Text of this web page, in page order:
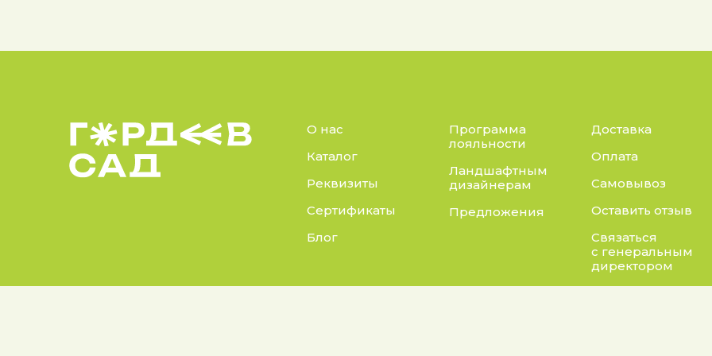
О нас
Каталог
Реквизиты
Сертификаты
Блог
Программа
лояльности
Ландшафтным
дизайнерам
Предложения
Доставка
Оплата
Самовывоз
Оставить отзыв
Связаться
с генеральным
директором